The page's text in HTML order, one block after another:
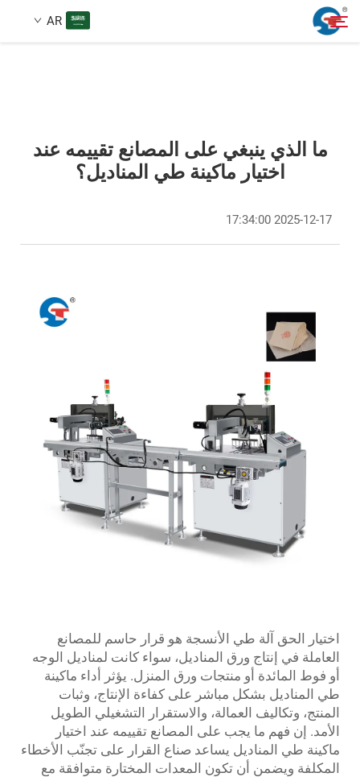
AR
المنتجات
الخدمات
اتصل بنا
ما الذي ينبغي على المصانع تقييمه عند
اختيار ماكينة طي المناديل؟
2025-12-17 17:34:00
اختيار الحق آلة طي الأنسجة هو قرار حاسم للمصانع
العاملة في إنتاج ورق المناديل، سواء كانت لمناديل الوجه
أو فوط المائدة أو منتجات ورق المنزل. يؤثر أداء ماكينة
طي المناديل بشكل مباشر على كفاءة الإنتاج، وثبات
المنتج، وتكاليف العمالة، والاستقرار التشغيلي الطويل
الأمد. إن فهم ما يجب على المصانع تقييمه عند اختيار
ماكينة طي المناديل يساعد صناع القرار على تجنّب الأخطاء
المكلفة ويضمن أن تكون المعدات المختارة متوافقة مع